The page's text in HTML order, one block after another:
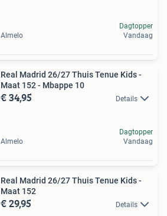
Almelo
Dagtopper
Vandaag
Real Madrid 26/27 Thuis Tenue Kids -
Maat 152 - Mbappe 10
€ 34,95 Details
Almelo
Dagtopper
Vandaag
Real Madrid 26/27 Thuis Tenue Kids -
Maat 152
€ 29,95 Details